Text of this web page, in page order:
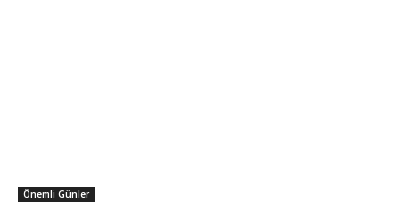
Önemli Günler